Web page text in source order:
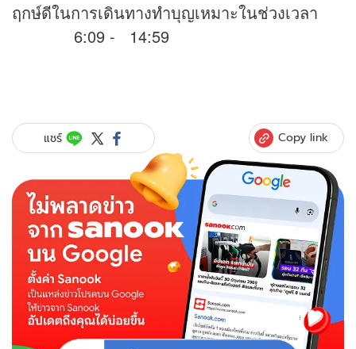
ฤกษ์ดีในการเดินทางทำบุญเหมาะในช่วงเวลา
6:09 - 14:59
แชร์ Copy link